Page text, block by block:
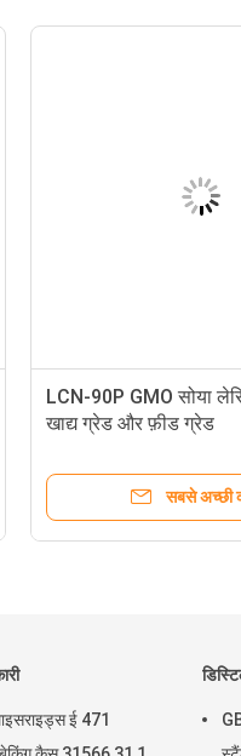
LCN-90P GMO सोया
खाद्य ग्रेड और फ़ीड ग्रेड
सबसे अच्छी
ई 471